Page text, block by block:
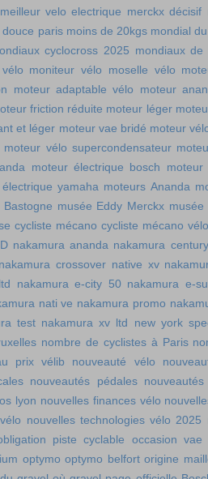
meilleur velo electrique merckx décisif
douce paris moins de 20kgs mondial
cyclocross 2025 mondiaux de
moniteur vélo moselle vélo
moteur adaptable vélo
moteur
friction réduite moteur léger
et léger moteur vae bridé moteur
moteur vélo supercondensateur
moteur électrique bosch
moteur
yamaha moteurs Ananda
Bastogne musée Eddy Merckx
cycliste mécano cycliste mécano vélo
nakamura ananda nakamura
nakamura crossover native xv
nakamura e-city 50 nakamura e-
nati ve nakamura promo
test nakamura xv ltd
new york
nombre de cyclistes à Paris
prix vélib nouveauté vélo
nouveautés pédales
lyon nouvelles finances vélo
nouvelles technologies vélo 2025
piste cyclable
occasion vae
optymo optymo belfort origine